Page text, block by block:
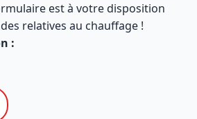
est à votre disposition
relatives au chauffage !
: